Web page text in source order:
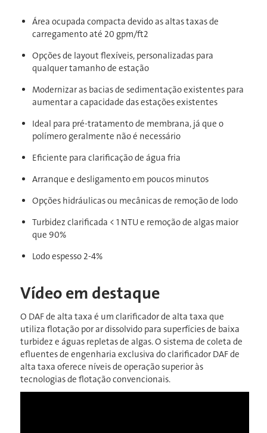
Área ocupada compacta devido as altas taxas de
carregamento até 20 gpm/ft2
Opções de layout flexíveis, personalizadas para
qualquer tamanho de estação
Modernizar as bacias de sedimentação existentes para
aumentar a capacidade das estações existentes
Ideal para pré-tratamento de membrana, já que o
polímero geralmente não é necessário
Eficiente para clarificação de água fria
Arranque e desligamento em poucos minutos
Opções hidráulicas ou mecânicas de remoção de lodo
Turbidez clarificada < 1 NTU e remoção de algas maior
que 90%
Lodo espesso 2-4%
Vídeo em destaque
O DAF de alta taxa é um clarificador de alta taxa que
utiliza flotação por ar dissolvido para superfícies de baixa
turbidez e águas repletas de algas. O sistema de coleta de
efluentes de engenharia exclusiva do clarificador DAF de
alta taxa oferece níveis de operação superior às
tecnologias de flotação convencionais.